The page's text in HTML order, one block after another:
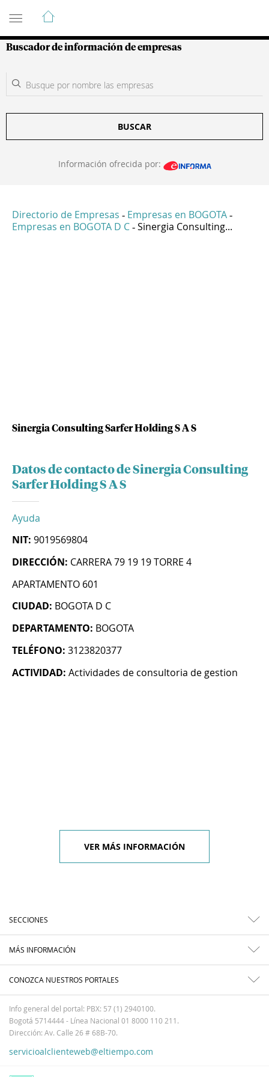
Guía de Empresas Colombianas
Buscador de información de empresas
BUSCAR
Información ofrecida por:
Directorio de Empresas - Empresas en BOGOTA -
Empresas en BOGOTA D C - Sinergia Consulting...
Sinergia Consulting Sarfer Holding S A S
Datos de contacto de Sinergia Consulting
Sarfer Holding S A S
Ayuda
NIT: 9019569804
DIRECCIÓN: CARRERA 79 19 19 TORRE 4
APARTAMENTO 601
CIUDAD: BOGOTA D C
DEPARTAMENTO: BOGOTA
TELÉFONO: 3123820377
ACTIVIDAD: Actividades de consultoria de gestion
VER MÁS INFORMACIÓN
SECCIONES
MÁS INFORMACIÓN
CONOZCA NUESTROS PORTALES
Info general del portal: PBX: 57 (1) 2940100.
Bogotá 5714444 - Línea Nacional 01 8000 110 211.
Dirección: Av. Calle 26 # 68B-70.
servicioalclienteweb@eltiempo.com